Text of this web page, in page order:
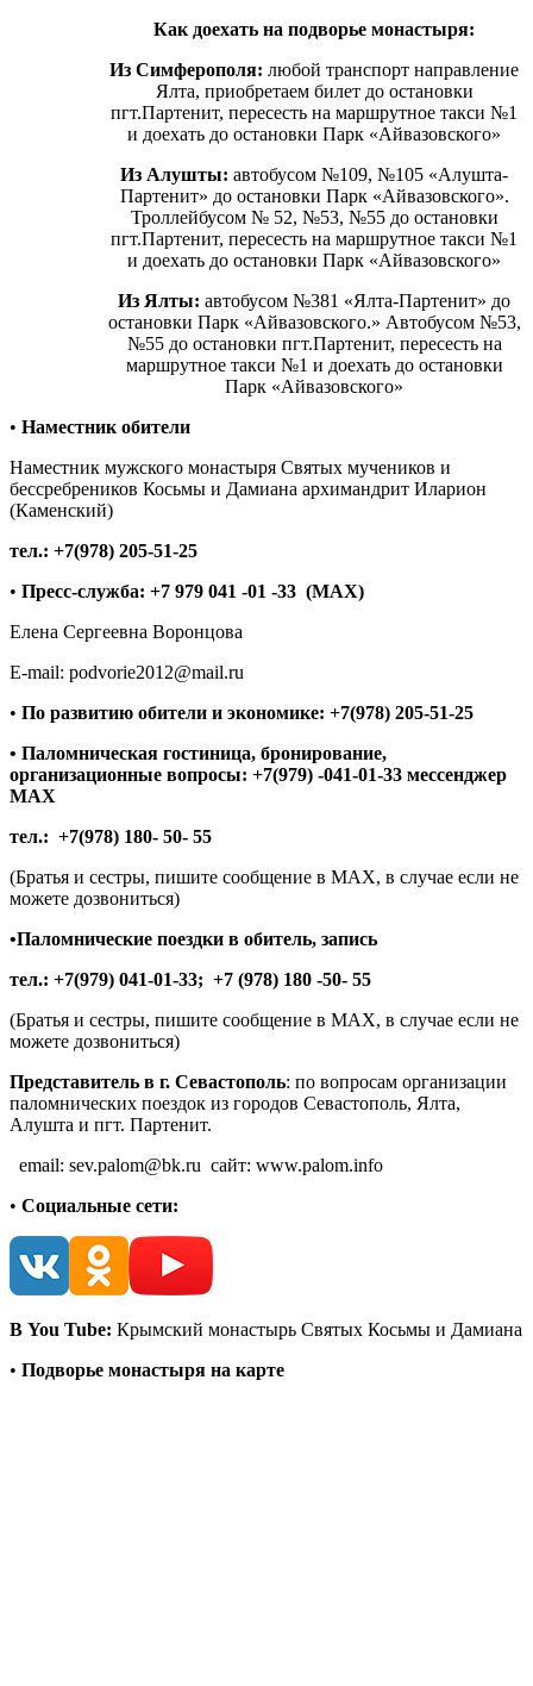
Как доехать на подворье монастыря:
Из Симферополя: любой транспорт направление
Ялта, приобретаем билет до остановки
пгт.Партенит, пересесть на маршрутное такси №1
и доехать до остановки Парк «Айвазовского»
Из Алушты: автобусом №109, №105 «Алушта-
Партенит» до остановки Парк «Айвазовского».
Троллейбусом № 52, №53, №55 до остановки
пгт.Партенит, пересесть на маршрутное такси №1
и доехать до остановки Парк «Айвазовского»
Из Ялты: автобусом №381 «Ялта-Партенит» до
остановки Парк «Айвазовского.» Автобусом №53,
№55 до остановки пгт.Партенит, пересесть на
маршрутное такси №1 и доехать до остановки
Парк «Айвазовского»
• Наместник обители
Наместник мужского монастыря Святых мучеников и
бессребреников Косьмы и Дамиана архимандрит Иларион
(Каменский)
тел.: +7(978) 205-51-25
• Пресс-служба: +7 979 041 -01 -33 (МАX)
Елена Сергеевна Воронцова
E-mail: podvorie2012@mail.ru
• По развитию обители и экономике: +7(978) 205-51-25
• Паломническая гостиница, бронирование,
организационные вопросы: +7(979) -041-01-33 мессенджер
МАX
тел.: +7(978) 180- 50- 55
(Братья и сестры, пишите сообщение в МАX, в случае если не
можете дозвониться)
•Паломнические поездки в обитель, запись
тел.: +7(979) 041-01-33; +7 (978) 180 -50- 55
(Братья и сестры, пишите сообщение в МАX, в случае если не
можете дозвониться)
Представитель в г. Севастополь: по вопросам организации
паломнических поездок из городов Севастополь, Ялта,
Алушта и пгт. Партенит.
email: sev.palom@bk.ru сайт: www.palom.info
• Социальные сети:
В You Tube: Крымский монастырь Святых Косьмы и Дамиана
• Подворье монастыря на карте